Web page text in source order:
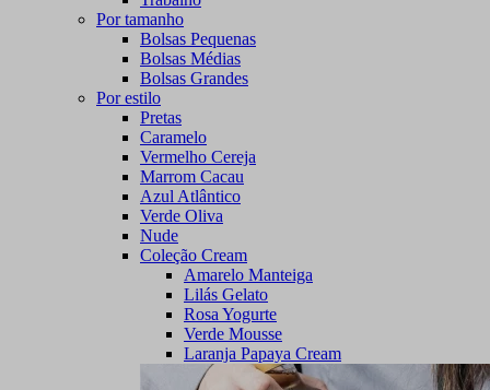
Por tamanho
Bolsas Pequenas
Bolsas Médias
Bolsas Grandes
Por estilo
Pretas
Caramelo
Vermelho Cereja
Marrom Cacau
Azul Atlântico
Verde Oliva
Nude
Coleção Cream
Amarelo Manteiga
Lilás Gelato
Rosa Yogurte
Verde Mousse
Laranja Papaya Cream